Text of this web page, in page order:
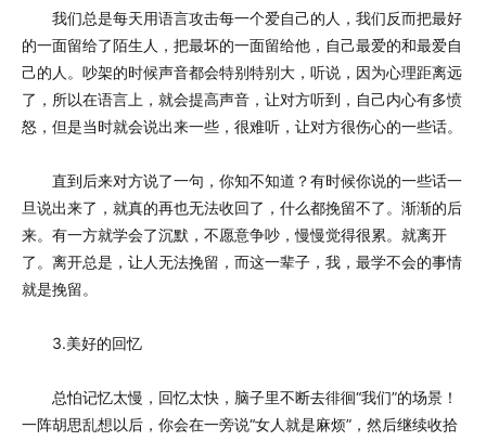
我们总是每天用语言攻击每一个爱自己的人，我们反而把最好
的一面留给了陌生人，把最坏的一面留给他，自己最爱的和最爱自
己的人。吵架的时候声音都会特别特别大，听说，因为心理距离远
了，所以在语言上，就会提高声音，让对方听到，自己内心有多愤
怒，但是当时就会说出来一些，很难听，让对方很伤心的一些话。
直到后来对方说了一句，你知不知道？有时候你说的一些话一
旦说出来了，就真的再也无法收回了，什么都挽留不了。渐渐的后
来。有一方就学会了沉默，不愿意争吵，慢慢觉得很累。就离开
了。离开总是，让人无法挽留，而这一辈子，我，最学不会的事情
就是挽留。
3.美好的回忆
总怕记忆太慢，回忆太快，脑子里不断去徘徊“我们”的场景！
一阵胡思乱想以后，你会在一旁说“女人就是麻烦”，然后继续收拾